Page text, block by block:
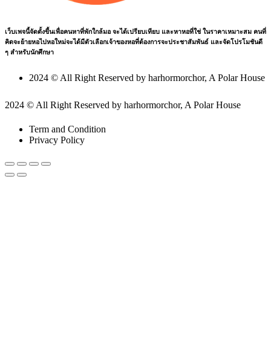
เว็บเพจนี้จัดตั้งขึ้นเพื่อคนหาที่พักใกล้มอ จะได้เปรียบเทียบ และหาหอที่ใช่ ในราคาเหมาะสม คนที่
คิดจะย้ายหอไปหอใหม่จะได้มีตัวเลือกเจ้าของหอที่ต้องการจะประชาสัมพันธ์ และจัดโปรโมชันดี
ๆ สำหรับนักศึกษา
2024 © All Right Reserved by harhormorchor, A Polar House
2024 © All Right Reserved by harhormorchor, A Polar House
Term and Condition
Privacy Policy